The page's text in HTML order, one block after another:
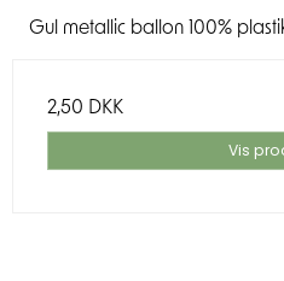
Gul metallic ballon 100%
2,50 DKK
Vis